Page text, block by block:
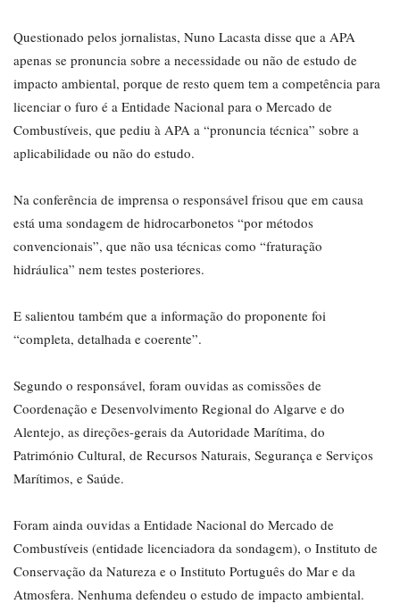
Questionado pelos jornalistas, Nuno Lacasta disse que a APA
apenas se pronuncia sobre a necessidade ou não de estudo de
impacto ambiental, porque de resto quem tem a competência para
licenciar o furo é a Entidade Nacional para o Mercado de
Combustíveis, que pediu à APA a “pronuncia técnica” sobre a
aplicabilidade ou não do estudo.
Na conferência de imprensa o responsável frisou que em causa
está uma sondagem de hidrocarbonetos “por métodos
convencionais”, que não usa técnicas como “fraturação
hidráulica” nem testes posteriores.
E salientou também que a informação do proponente foi
“completa, detalhada e coerente”.
Segundo o responsável, foram ouvidas as comissões de
Coordenação e Desenvolvimento Regional do Algarve e do
Alentejo, as direções-gerais da Autoridade Marítima, do
Património Cultural, de Recursos Naturais, Segurança e Serviços
Marítimos, e Saúde.
Foram ainda ouvidas a Entidade Nacional do Mercado de
Combustíveis (entidade licenciadora da sondagem), o Instituto de
Conservação da Natureza e o Instituto Português do Mar e da
Atmosfera. Nenhuma defendeu o estudo de impacto ambiental.